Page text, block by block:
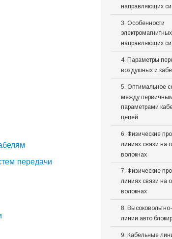
передачи
направляющих
3. Особенности
направляющих
4. Параметры
воздушных и
5. Оптимальное
между
параметрами
цепей
6. Физические
линиях связи на
волокнах
7. Физические
линиях связи на
волокнах
8.
линии авто
9. Кабельные